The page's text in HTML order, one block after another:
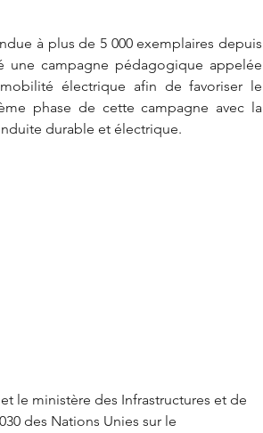
à plus de 5 000 exemplaires depuis
une campagne pédagogique appelée
électrique afin de favoriser le
phase de cette campagne avec la
durable et électrique.
le ministère des Infrastructures et de
des Nations Unies sur le